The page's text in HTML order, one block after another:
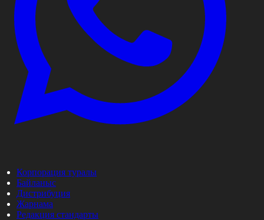
Корпорация туралы
Байланыс
Дистрибуция
Жарнама
Редакция стандарты